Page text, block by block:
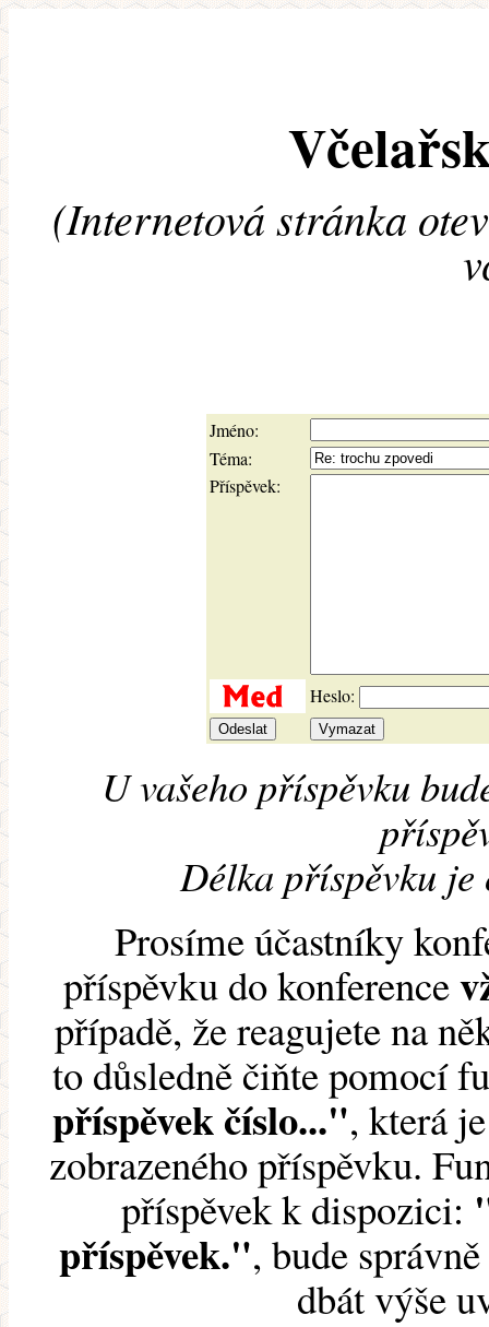
(Internetová stránka
Jméno:
Téma:
Příspěvek:
Heslo:
U vašeho příspěvku
Délka příspěvku je
Prosíme účastníky
příspěvku do konference
případě, že reagujete na
to důsledně čiňte pomocí
příspěvek číslo...", která
zobrazeného příspěvku.
příspěvek k dispozici:
příspěvek.", bude
dbát výše